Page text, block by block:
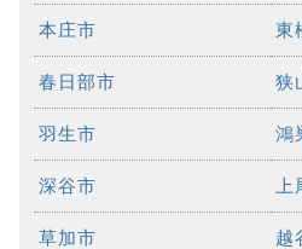
本庄市 東
春日部市 狭
羽生市 鴻
深谷市
草加市 越